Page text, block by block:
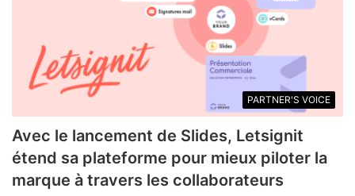
PARTNER'S VOICE
Avec le lancement de Slides, Letsignit
étend sa plateforme pour mieux piloter la
marque à travers les collaborateurs